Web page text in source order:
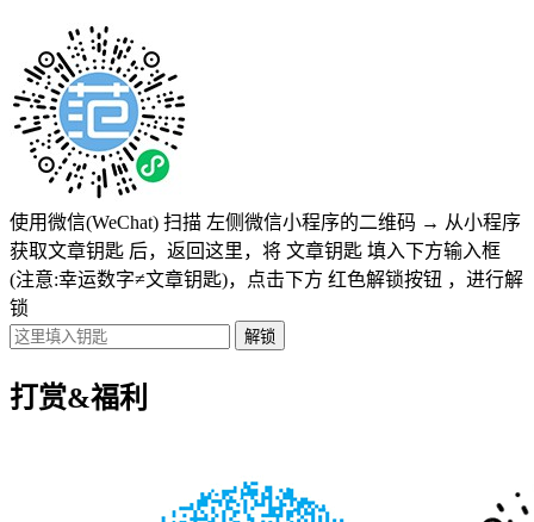
使用微信(WeChat) 扫描 左侧微信小程序的二维码 → 从小程序
获取文章钥匙 后，返回这里，将 文章钥匙 填入下方输入框
(注意:幸运数字≠文章钥匙)，点击下方 红色解锁按钮 ，进行解
锁
打赏&福利